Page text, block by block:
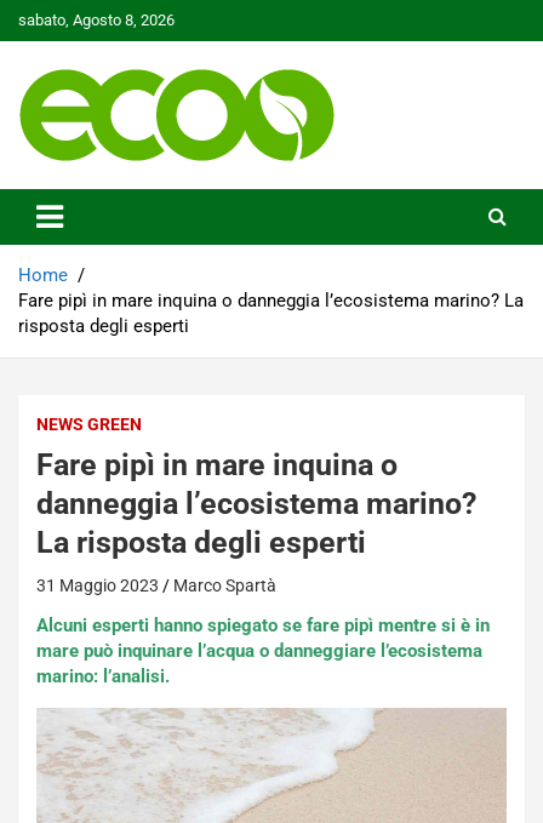
to
sabato, Agosto 8, 2026
Ecoo.it
Home
Fare pipì in mare inquina o danneggia l’ecosistema marino? La
risposta degli esperti
NEWS GREEN
Fare pipì in mare inquina o
danneggia l’ecosistema marino?
La risposta degli esperti
31 Maggio 2023 Marco Spartà
Alcuni esperti hanno spiegato se fare pipì mentre si è in
mare può inquinare l’acqua o danneggiare l’ecosistema
marino: l’analisi.